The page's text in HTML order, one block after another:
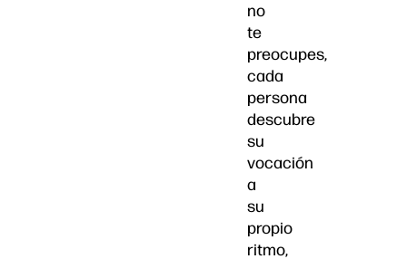
no
te
preocupes,
cada
persona
descubre
su
vocación
a
su
propio
ritmo,